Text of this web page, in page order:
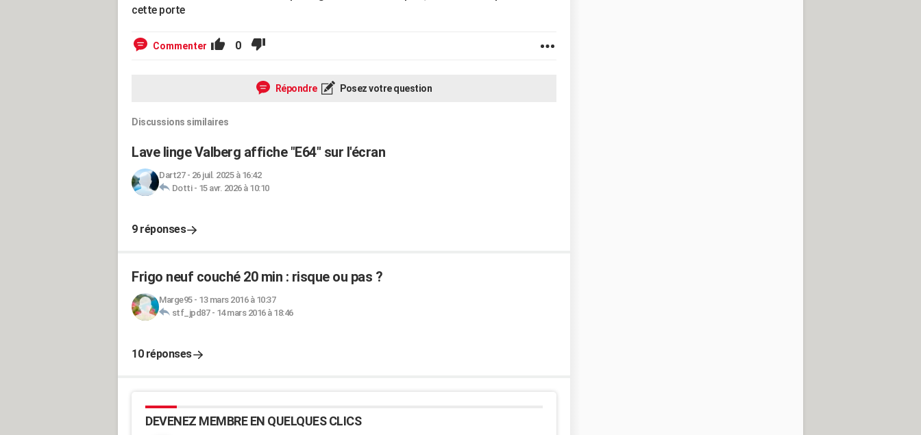
cette porte
Commenter 0
Répondre Posez votre question
Discussions similaires
Lave linge Valberg affiche "E64" sur l'écran
Dart27- 26 juil. 2025 à 16:42
Dotti- 15 avr. 2026 à 10:10
9 réponses
Frigo neuf couché 20 min : risque ou pas ?
Marge95- 13 mars 2016 à 10:37
stf_jpd87- 14 mars 2016 à 18:46
10 réponses
DEVENEZ MEMBRE EN QUELQUES CLICS